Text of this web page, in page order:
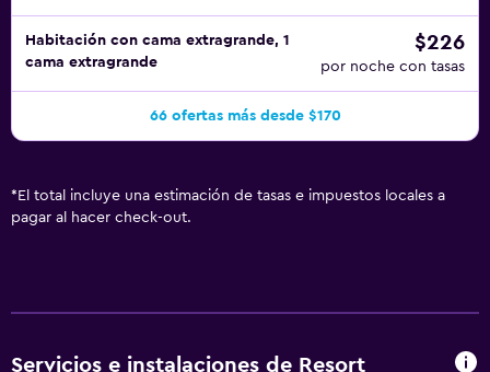
Habitación con cama extragrande, 1
cama extragrande
$226
por noche con tasas
66 ofertas más desde $170
* El total incluye una estimación de tasas e impuestos locales a
pagar al hacer check-out.
Servicios e instalaciones de Resort